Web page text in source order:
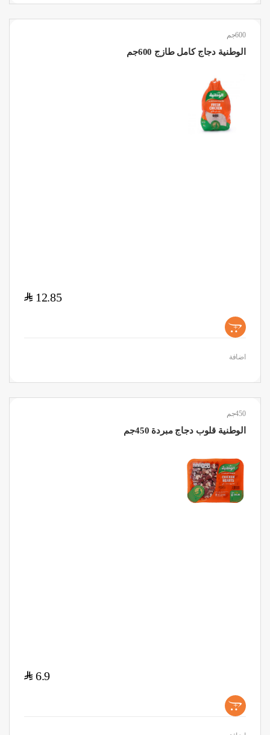
600جم
الوطنية دجاج كامل طازج 600جم
12.85
$
+
اضافة
450جم
الوطنية قلوب دجاج مبردة 450جم
6.9
$
+